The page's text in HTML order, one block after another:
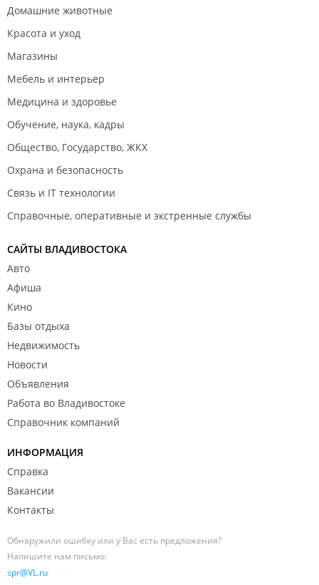
Домашние животные
Красота и уход
Магазины
Мебель и интерьер
Медицина и здоровье
Обучение, наука, кадры
Общество, Государство, ЖКХ
Охрана и безопасность
Связь и IT технологии
Справочные, оперативные и экстренные службы
САЙТЫ ВЛАДИВОСТОКА
Авто
Афиша
Кино
Базы отдыха
Недвижимость
Новости
Объявления
Работа во Владивостоке
Справочник компаний
ИНФОРМАЦИЯ
Справка
Вакансии
Контакты
Обнаружили ошибку или у Вас есть предложения?
Напишите нам письмо:
spr@VL.ru